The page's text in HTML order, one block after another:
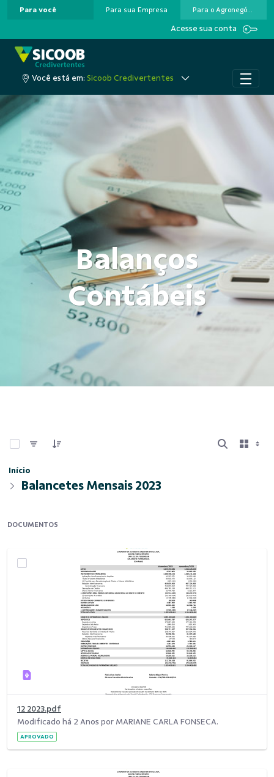
Pular para o Conteúdo principal
Para você Para sua Empresa Para o Agronegócio
Acesse sua conta
Você está em: Sicoob Credivertentes
Balanços
Contábeis
Início
Balancetes Mensais 2023
DOCUMENTOS
12 2023.pdf
Modificado há 2 Anos por MARIANE CARLA FONSECA.
APROVADO